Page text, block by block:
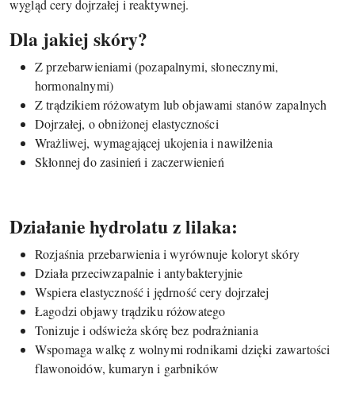
wygląd cery dojrzałej i reaktywnej.
Dla jakiej skóry?
Z przebarwieniami (pozapalnymi, słonecznymi,
hormonalnymi)
Z trądzikiem różowatym lub objawami stanów zapalnych
Dojrzałej, o obniżonej elastyczności
Wrażliwej, wymagającej ukojenia i nawilżenia
Skłonnej do zasinień i zaczerwienień
Działanie hydrolatu z lilaka:
Rozjaśnia przebarwienia i wyrównuje koloryt skóry
Działa przeciwzapalnie i antybakteryjnie
Wspiera elastyczność i jędrność cery dojrzałej
Łagodzi objawy trądziku różowatego
Tonizuje i odświeża skórę bez podrażniania
Wspomaga walkę z wolnymi rodnikami dzięki zawartości
flawonoidów, kumaryn i garbników